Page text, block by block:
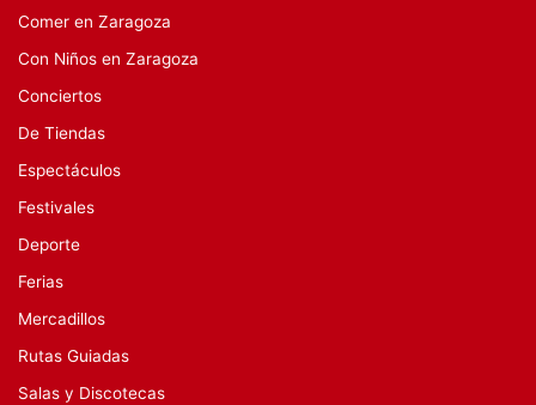
Comer en Zaragoza
Con Niños en Zaragoza
Conciertos
De Tiendas
Espectáculos
Festivales
Deporte
Ferias
Mercadillos
Rutas Guiadas
Salas y Discotecas